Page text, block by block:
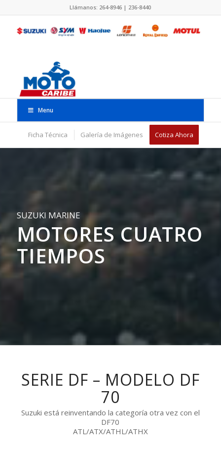
Llámanos: 264-8946 | 236-8440
Menu
Ficha Técnica Galería de Imágenes Cotiza Ahora
SUZUKI MARINE
MOTORES CUATRO
TIEMPOS
SERIE DF – MODELO DF
70
Suzuki está reinventando la categoría otra vez con el
DF70
ATL/ATX/ATHL/ATHX